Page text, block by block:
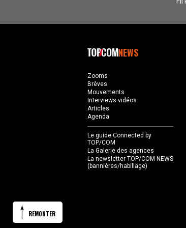
NEWS
Zooms
Brèves
Mouvements
Interviews vidéos
Articles
Agenda
Le guide Connected by
TOP/COM
La Galerie des agences
La newsletter TOP/COM NEWS
(bannières/habillage)
REMONTER